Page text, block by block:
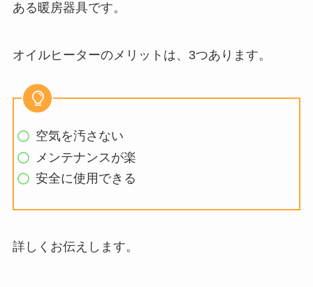
ある暖房器具です。
オイルヒーターのメリットは、3つあります。
空気を汚さない
メンテナンスが楽
安全に使用できる
詳しくお伝えします。